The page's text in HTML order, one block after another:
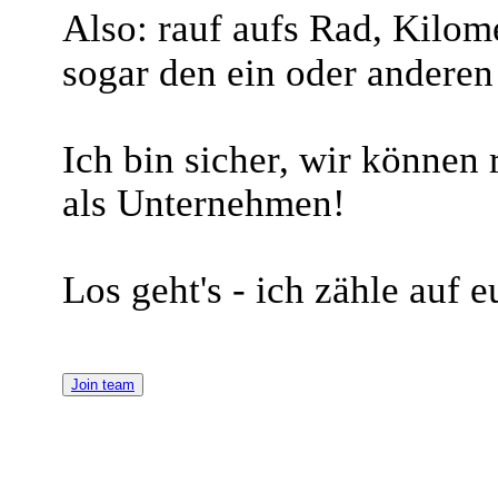
Also: rauf aufs Rad,
sogar den ein oder
Ich bin sicher, wir können
als Unternehmen!
Los geht's - ich zähle auf
Join team